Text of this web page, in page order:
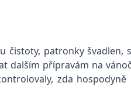
patronky
přípravám na
zda